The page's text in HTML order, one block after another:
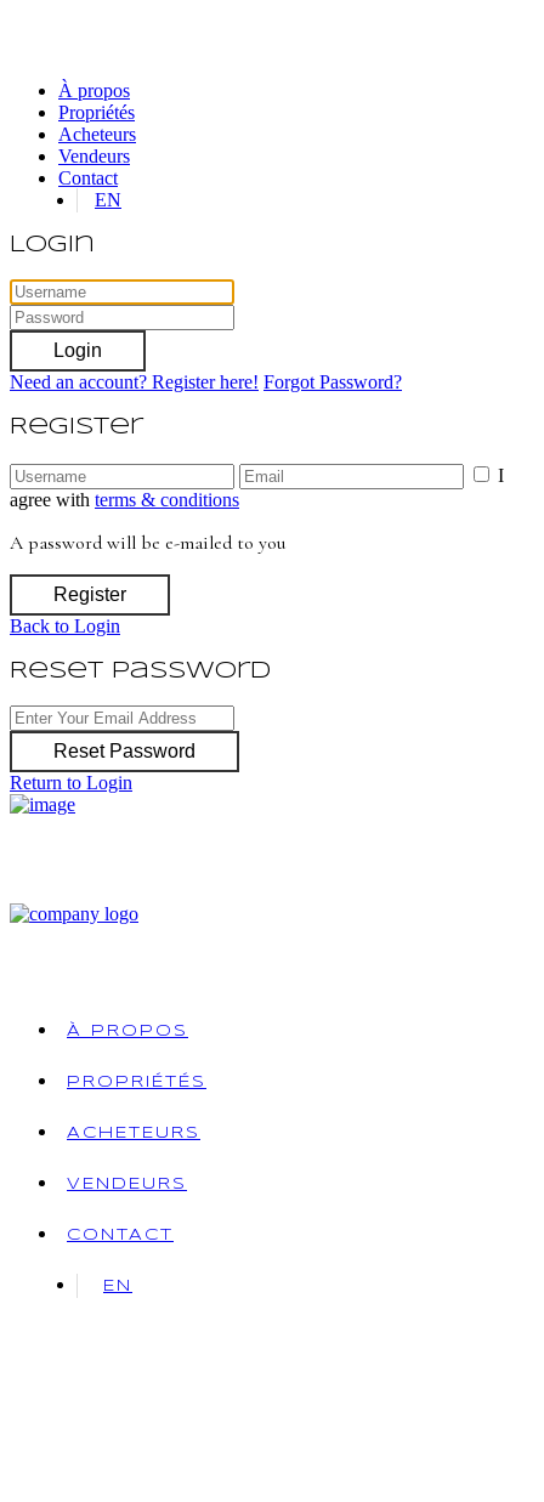
À propos
Propriétés
Acheteurs
Vendeurs
Contact
EN
Login
Login
Need an account? Register here! Forgot Password?
Register
I
agree with terms & conditions
A password will be e-mailed to you
Register
Back to Login
Reset Password
Reset Password
Return to Login
À PROPOS
PROPRIÉTÉS
ACHETEURS
VENDEURS
CONTACT
EN